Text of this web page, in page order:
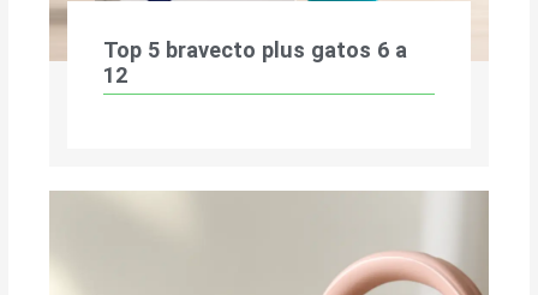
Top 5 bravecto plus gatos 6 a
12